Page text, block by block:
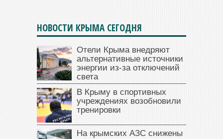
НОВОСТИ КРЫМА СЕГОДНЯ
Отели Крыма внедряют
альтернативные источники
энергии из-за отключений
света
В Крыму в спортивных
учреждениях возобновили
тренировки
На крымских АЗС снижены